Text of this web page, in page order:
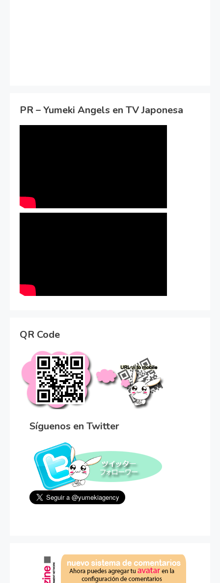
PR – Yumeki Angels en TV Japonesa
QR Code
Síguenos en Twitter